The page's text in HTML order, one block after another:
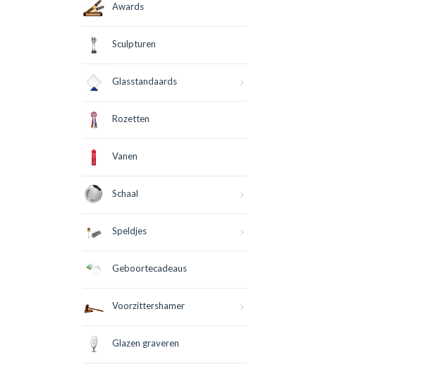
Awards
Sculpturen
Glasstandaards
Rozetten
Vanen
Schaal
Speldjes
Geboortecadeaus
Voorzittershamer
Glazen graveren